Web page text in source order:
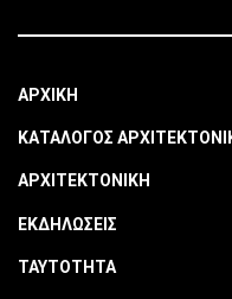
ΑΡΧΙΚΗ
ΚΑΤΑΛΟΓΟΣ
ΑΡΧΙΤΕΚΤΟΝΙΚΗ
ΕΚΔΗΛΩΣΕΙΣ
ΤΑΥΤΟΤΗΤΑ